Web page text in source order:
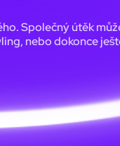
Společný útěk
nebo dokonce